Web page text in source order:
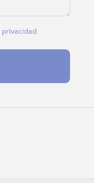
privacidad